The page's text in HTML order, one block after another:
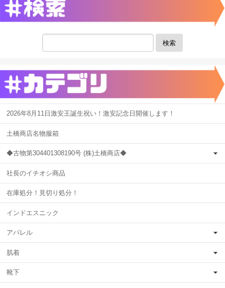
検索
2026年8月11日激安王誕生祝い！激安記念日開催します！
土橋商店名物服箱
◆古物第304401308190号 (株)土橋商店◆
社長のイチオシ商品
在庫処分！見切り処分！
インドエスニック
アパレル
肌着
靴下